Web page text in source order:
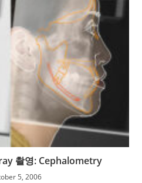
촬영: Cephalometry
5, 2006